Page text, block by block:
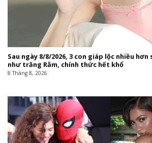
Sau ngày 8/8/2026, 3 con giáp lộc nhiều
như trăng Rằm, chính thức hết khổ
8 Tháng 8, 2026